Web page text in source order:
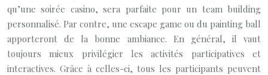
qu’une soirée casino, sera parfaite pour un team building
personnalisé. Par contre, une escape game ou du painting ball
apporteront de la bonne ambiance. En général, il vaut
toujours mieux privilégier les activités participatives et
interactives. Grâce à celles-ci, tous les participants peuvent